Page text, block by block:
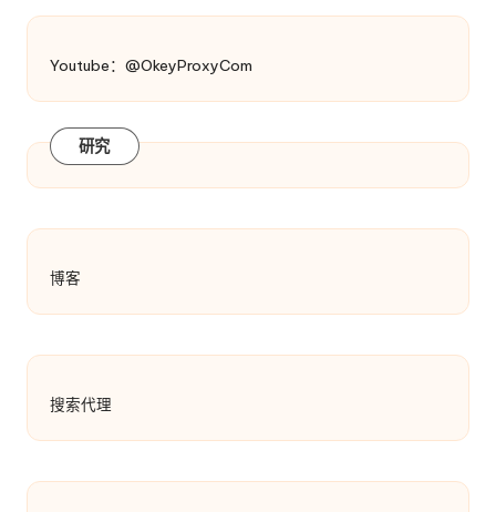
Youtube：@OkeyProxyCom
研究
博客
搜索代理